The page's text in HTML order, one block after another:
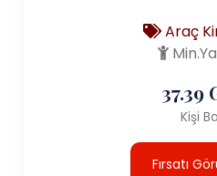
Araç
37.39
Kişi
Fırsatı